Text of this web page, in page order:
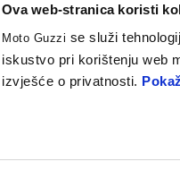
Ova web-stranica koristi
Moto Guzzi se služi
iskustvo pri korištenju web
izvješće o privatnosti.